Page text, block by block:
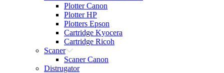
Plotter Canon
Plotter HP
Plotters Epson
Cartridge Kyocera
Cartridge Ricoh
Scaner
Scaner Canon
Distrugator